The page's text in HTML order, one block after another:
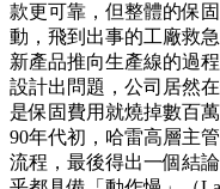
款更可靠，但整體的保
動，飛到出事的工廠救
新產品推向生產線的過
設計出問題，公司居然
是保固費用就燒掉數百
90年代初，哈雷高層主
流程，最後得出一個結